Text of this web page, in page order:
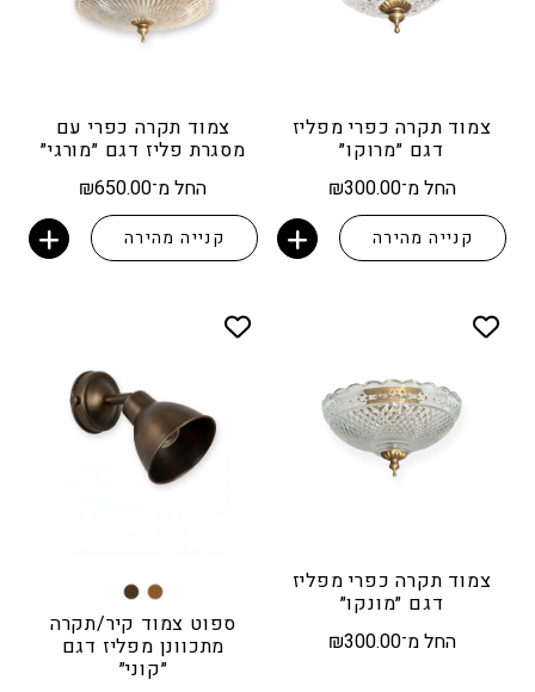
צמוד תקרה כפרי מפליז
דגם ״מרוקו״
החל מ־
₪300.00
קנייה מהירה
צמוד תקרה כפרי עם
מסגרת פליז דגם ״מורגי״
החל מ־
₪650.00
קנייה מהירה
צמוד תקרה כפרי מפליז
דגם ״מונקו״
החל מ־
₪300.00
ספוט צמוד קיר/תקרה
מתכוונן מפליז דגם
״קוני״